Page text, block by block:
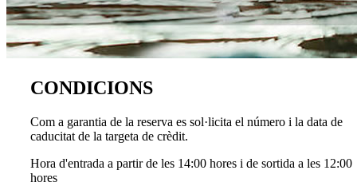
CONDICIONS
Com a garantia de la reserva es sol·licita el número i la data de
caducitat de la targeta de crèdit.
Hora d'entrada a partir de les 14:00 hores i de sortida a les 12:00
hores